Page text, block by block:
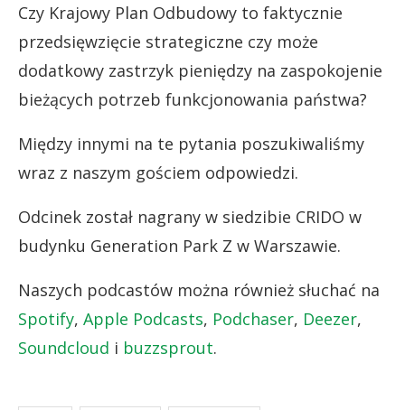
Czy Krajowy Plan Odbudowy to faktycznie
przedsięwzięcie strategiczne czy może
dodatkowy zastrzyk pieniędzy na zaspokojenie
bieżących potrzeb funkcjonowania państwa?
Między innymi na te pytania poszukiwaliśmy
wraz z naszym gościem odpowiedzi.
Odcinek został nagrany w siedzibie CRIDO w
budynku Generation Park Z w Warszawie.
Naszych podcastów można również słuchać na
Spotify, Apple Podcasts, Podchaser, Deezer,
Soundcloud i buzzsprout.